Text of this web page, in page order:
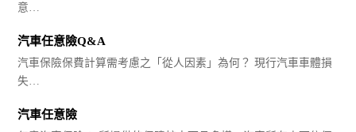
意…
汽車任意險Q&A
汽車保險保費計算需考慮之「從人因素」為何？ 現行汽車車體損
失…
汽車任意險